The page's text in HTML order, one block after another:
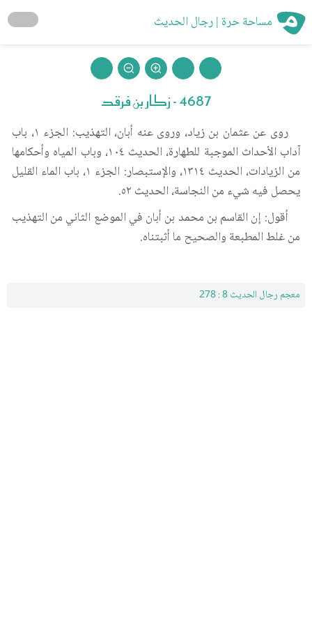
مساحة حرة | رجال الحديث
4687 - زكار بن فرقد
روى عن عثمان بن زياد، وروى عنه أبان، التهذيب: الجزء ١، باب
آداب الأحداث الموجبة للطهارة، الحديث ١٠٤، وباب المياه وأحكامها
من الزيادات، الحديث ١٣١٤، والإستبصار: الجزء ١، باب الماء القليل
يحصل فيه شيء من النجاسة، الحديث ٥٢.
أقول: إن القاسم بن محمد بن أبان في الموضع الثاني من التهذيب
من غلط المطبعة والصحيح ما أثبتناه.
معجم رجال الحديث 8 : 278